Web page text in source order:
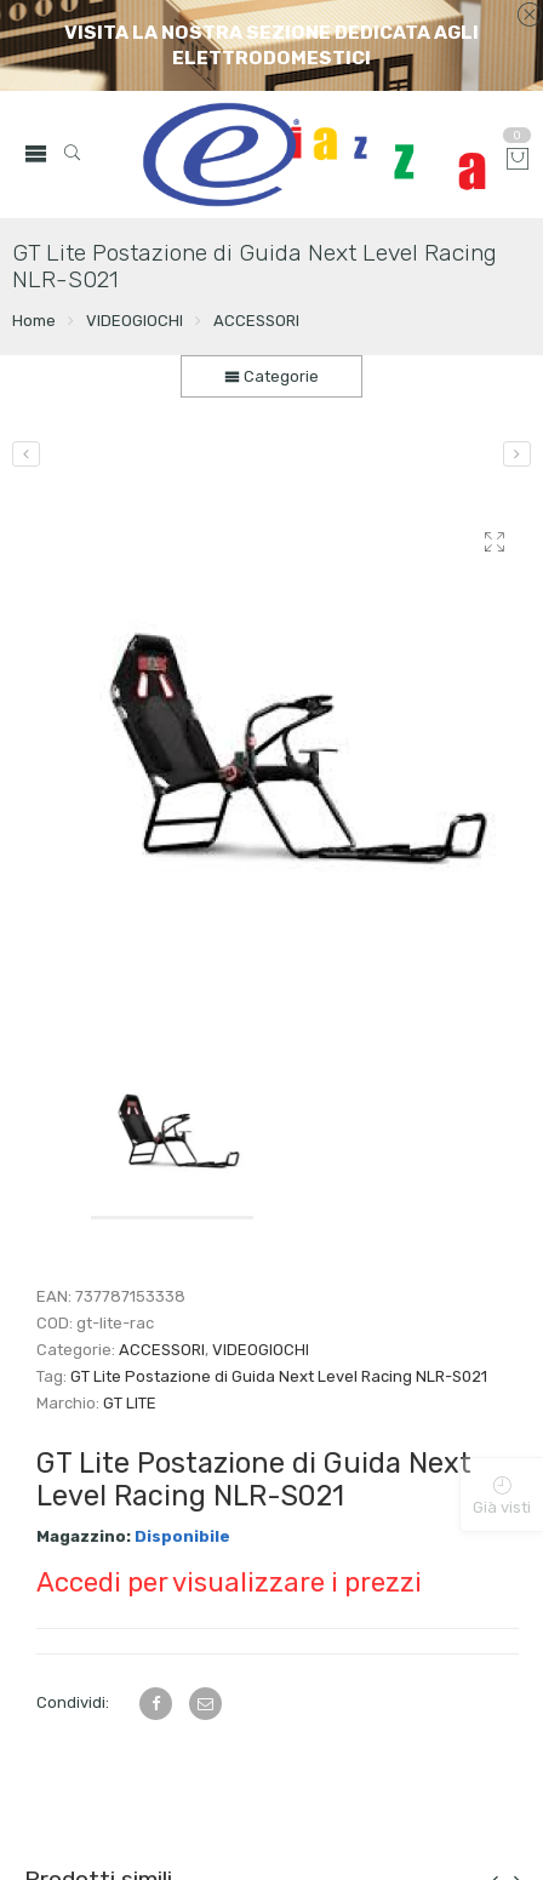
VISITA LA NOSTRA SEZIONE DEDICATA AGLI
ELETTRODOMESTICI
0
GT Lite Postazione di Guida Next Level Racing
NLR-S021
Home VIDEOGIOCHI ACCESSORI
Categorie
EAN:737787153338
COD:gt-lite-rac
Categorie:ACCESSORI,VIDEOGIOCHI
Tag:GT Lite Postazione di Guida Next Level Racing NLR-S021
Marchio:GT LITE
GT Lite Postazione di Guida Next
Level Racing NLR-S021
Magazzino: Disponibile
Accedi per visualizzare i prezzi
Condividi:
Già visti